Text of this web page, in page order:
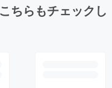
ちらもチェックし